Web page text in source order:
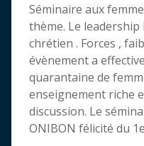
Séminaire aux
thème. Le
chrétien . Forces ,
évènement a
quarantaine de
enseignement riche
discussion. Le
ONIBON félicité du